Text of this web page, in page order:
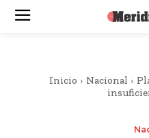
Inicio Nacional